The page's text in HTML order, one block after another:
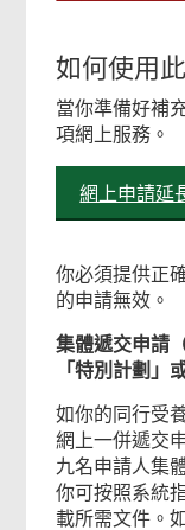
如何使用
當你準備好補
項網上服務。
網上申請延
你必須提供正
的申請無效。
集體遞交申請
「特別計劃」
如你的同行受
網上一併遞交
九名申請人集
你可按照系統
載所需文件。